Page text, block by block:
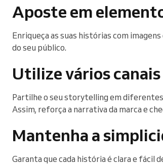
Aposte em
Enriqueça as suas histórias com
do seu público.
Utilize vários canais
Partilhe o seu storytelling em
Assim, reforça a narrativa da marca e
Mantenha a
Garanta que cada história é clara e fácil